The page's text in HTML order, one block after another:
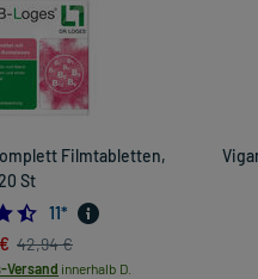
Filmtabletten,
St
4.454545454545454
11*
42,94 €
Versand innerhalb D.